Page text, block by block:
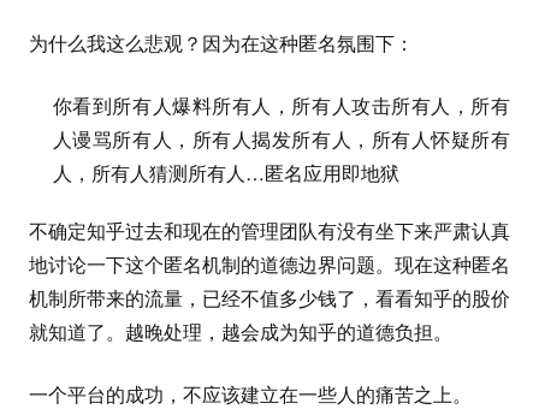
为什么我这么悲观？因为在这种匿名氛围下：
你看到所有人爆料所有人，所有人攻击所有人，所有
人谩骂所有人，所有人揭发所有人，所有人怀疑所有
人，所有人猜测所有人…匿名应用即地狱
不确定知乎过去和现在的管理团队有没有坐下来严肃认真
地讨论一下这个匿名机制的道德边界问题。现在这种匿名
机制所带来的流量，已经不值多少钱了，看看知乎的股价
就知道了。越晚处理，越会成为知乎的道德负担。
一个平台的成功，不应该建立在一些人的痛苦之上。